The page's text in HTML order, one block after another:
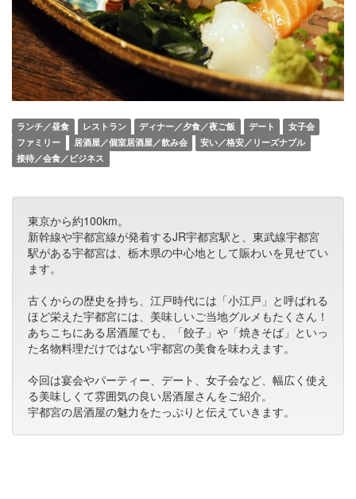
ランチ／昼食 レストラン ディナー／夕食／夜ご飯 デート
女子会
ファミリー
居酒屋／個室居酒屋／飲み会
安い／格安／リーズナブル
接待／会食／ビジネス
東京から約100km。
新幹線や宇都宮線が発着するJR宇都宮駅と、東武線宇都宮
駅がある宇都宮は、栃木県の中心地として賑わいを見せてい
ます。
古くからの歴史を持ち、江戸時代には「小江戸」と呼ばれる
ほど栄えた宇都宮には、美味しいご当地グルメもたくさん！
あちこちにある居酒屋でも、「餃子」や「焼きそば」といっ
た名物料理だけではない宇都宮の美食を味わえます。
今回は宴会やパーティー、デート、女子会など、幅広く使え
る美味しくて雰囲気の良い居酒屋さんをご紹介。
宇都宮の居酒屋の魅力をたっぷりと伝えていきます。